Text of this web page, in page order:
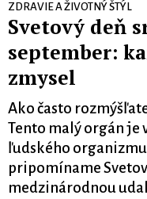
ZDRAVIE A ŽIVOTNÝ ŠTÝL
Svetový deň
september:
zmysel
Ako často
Tento malý orgán je
ľudského
pripomíname
medzinárodnou